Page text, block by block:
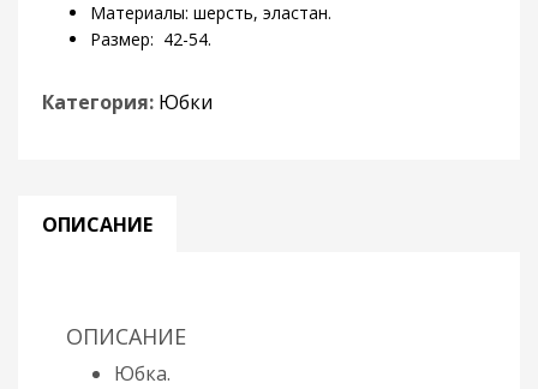
Материалы: шерсть, эластан.
Размер: 42-54.
Категория: Юбки
ОПИСАНИЕ
ОПИСАНИЕ
Юбка.